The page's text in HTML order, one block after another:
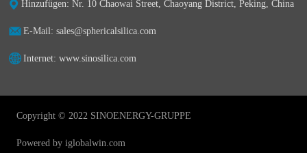
Hinzufügen: Nr. 10 Chaowai Street, Chaoyang District, Peking, China
E-Mail: sales@sphericalsilica.com
Internet: www.sinosilica.com
Copyright © 2022 SINOENERGY-GRUPPE
Powered by iglobalwin.com